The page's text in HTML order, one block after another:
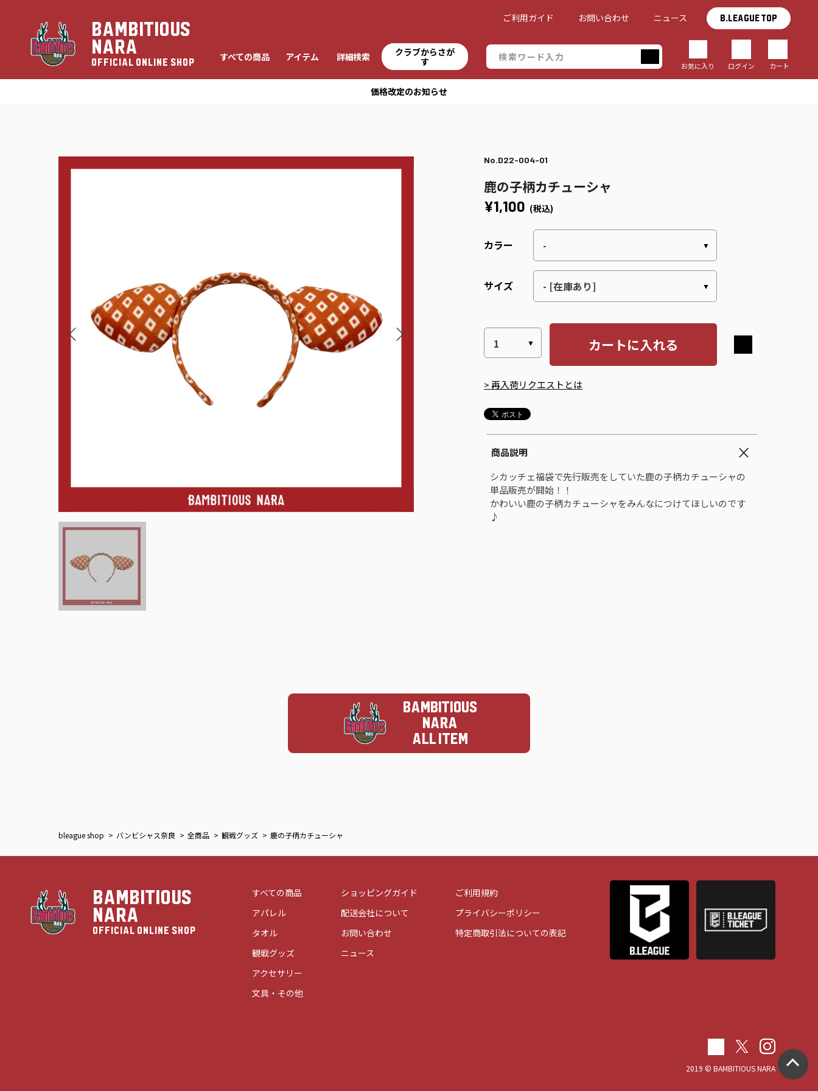
BAMBITIOUS
NARA
OFFICIAL ONLINE SHOP すべての商品 アイテム 詳細検索
クラブからさが
す
ご利用ガイド お問い合わせ ニュース B.LEAGUE TOP
お気に入り ログイン カート
価格改定のお知らせ
No.D22-004-01
鹿の子柄カチューシャ
¥1,100 (税込)
カラー
サイズ
カートに入れる
> 再入荷リクエストとは
商品説明
シカッチェ福袋で先行販売をしていた鹿の子柄カチューシャの
単品販売が開始！！
かわいい鹿の子柄カチューシャをみんなにつけてほしいのです
♪
BAMBITIOUS
NARA
ALL ITEM
bleague shop バンビシャス奈良 全商品 観戦グッズ 鹿の子柄カチューシャ
BAMBITIOUS
NARA
OFFICIAL ONLINE SHOP
すべての商品
アパレル
タオル
観戦グッズ
アクセサリー
文具・その他
ショッピングガイド
配送会社について
お問い合わせ
ニュース
ご利用規約
プライバシーポリシー
特定商取引法についての表記
2019 © BAMBITIOUS NARA